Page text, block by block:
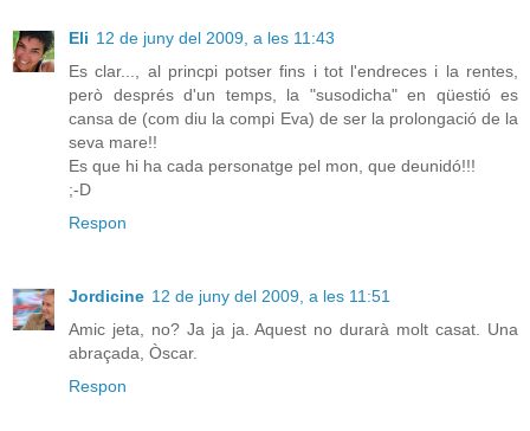
Eli 12 de juny del 2009, a les 11:43
Es clar..., al princpi potser fins i tot l'endreces i la rentes,
però després d'un temps, la "susodicha" en qüestió es
cansa de (com diu la compi Eva) de ser la prolongació de la
seva mare!!
Es que hi ha cada personatge pel mon, que deunidó!!!
;-D
Respon
Jordicine 12 de juny del 2009, a les 11:51
Amic jeta, no? Ja ja ja. Aquest no durarà molt casat. Una
abraçada, Òscar.
Respon